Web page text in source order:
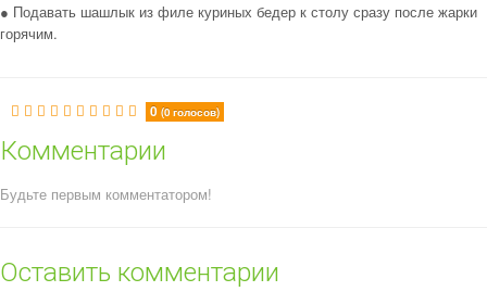
● Подавать шашлык из филе куриных бедер к столу сразу после жарки
горячим.
0 (0 голосов)
Комментарии
Будьте первым комментатором!
Оставить комментарии